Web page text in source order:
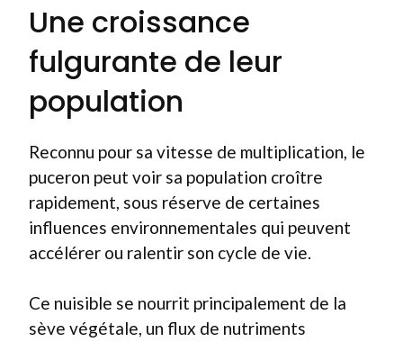
Une croissance
fulgurante de leur
population
Reconnu pour sa vitesse de multiplication, le
puceron peut voir sa population croître
rapidement, sous réserve de certaines
influences environnementales qui peuvent
accélérer ou ralentir son cycle de vie.
Ce nuisible se nourrit principalement de la
sève végétale, un flux de nutriments